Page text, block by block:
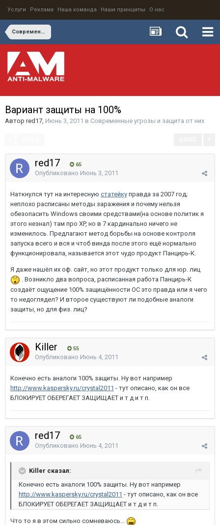
Услуги Реклама Наша команда Наши принципы О нас
Современные угрозы и защита от них
Вариант защиты на 100%
Автор red17, Июнь 3, 2011 в Современные угрозы и защита от них
red17 65
Опубликовано Июнь 3, 2011
Наткнулся тут на интересную статейку правда за 2007 год;
неплохо расписаны методы заражения и почему нельзя
обезопасить Windows своими средствами(на основе политик я
этого незнал) там про XP, но в 7 кардинально ничего не
изменилось. Предлагают метод борьбы на основе контроля
запуска всего и вся и чтоб винда после этого ещё нормально
функционировала, называется этот чудо продукт Панцирь-К.
Я даже нашёл их оф. сайт, но этот продукт только для юр. лиц
. Возникло два вопроса, расписанная работа Панцирь-К
создаёт ощущение 100% защищённости ОС это правда или я чего
то недоглядел? И второе существуют ли подобные аналоги
защиты, но для физ. лиц?
Killer 55
Опубликовано Июнь 4, 2011
Конечно есть аналоги 100% защиты. Ну вот например
http://www.kaspersky.ru/crystal2011 - тут описано, как он все
БЛОКИРУЕТ ОБЕРЕГАЕТ ЗАЩИЩАЕТ и т д и т п.
red17 65
Опубликовано Июнь 4, 2011
Killer сказал:
Конечно есть аналоги 100% защиты. Ну вот например
http://www.kaspersky.ru/crystal2011 - тут описано, как он все
БЛОКИРУЕТ ОБЕРЕГАЕТ ЗАЩИЩАЕТ и т д и т п.
Что то я в этом сильно сомневаюсь...